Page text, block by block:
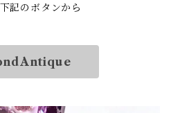
記のボタンから